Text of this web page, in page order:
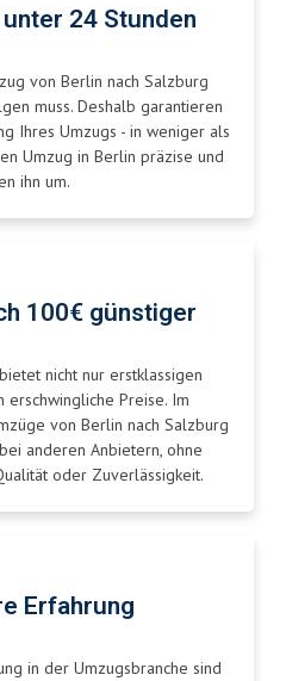
24 Stunden
von Berlin nach Salzburg
muss. Deshalb garantieren
Ihres Umzugs - in weniger als
Umzug in Berlin präzise und
ihn um.
100€ günstiger
nicht nur erstklassigen
erschwingliche Preise. Im
von Berlin nach Salzburg
anderen Anbietern, ohne
oder Zuverlässigkeit.
Erfahrung
in der Umzugsbranche sind